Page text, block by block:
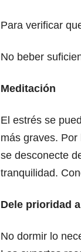
Para verificar
No beber
Meditación
El estrés se
más graves.
se desconecte
tranquilidad.
Dele prioridad
No dormir lo